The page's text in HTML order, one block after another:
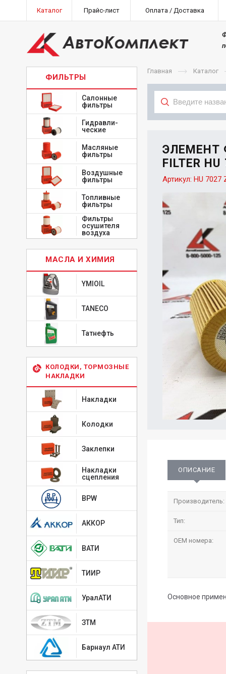
Каталог Прайс-лист Оплата / Доставка
ФИЛЬТРЫ
Салонные
фильтры
Гидравли-
ческие
Масляные
фильтры
Воздушные
фильтры
Топливные
фильтры
Фильтры
осушителя
воздуха
МАСЛА И ХИМИЯ
YMIOIL
TANECO
Татнефть
КОЛОДКИ, ТОРМОЗНЫЕ
НАКЛАДКИ
Накладки
Колодки
Заклепки
Накладки
сцепления
BPW
АККОР
ВАТИ
ТИИР
УралАТИ
ЗТМ
Барнаул АТИ
Главная Каталог
ЭЛЕМЕНТ
FILTER
Артикул: HU 7027
ОПИСАНИЕ
Производитель:
Тип:
OEM номера:
Основное